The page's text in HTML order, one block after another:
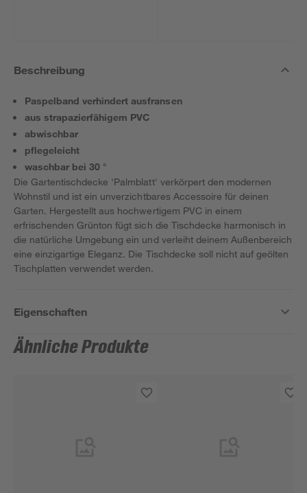
Beschreibung
Paspelband verhindert ausfransen
aus strapazierfähigem PVC
abwischbar
pflegeleicht
waschbar bei 30 °
Die Gartentischdecke 'Palmblatt' verkörpert den modernen
Wohnstil und ist ein unverzichtbares Accessoire für deinen
Garten. Hergestellt aus hochwertigem PVC in einem
erfrischenden Grünton fügt sich die Tischdecke harmonisch in
die natürliche Umgebung ein und verleiht deinem Außenbereich
eine einzigartige Eleganz. Die Tischdecke soll nicht auf geölten
Tischplatten verwendet werden.
Eigenschaften
Ähnliche Produkte